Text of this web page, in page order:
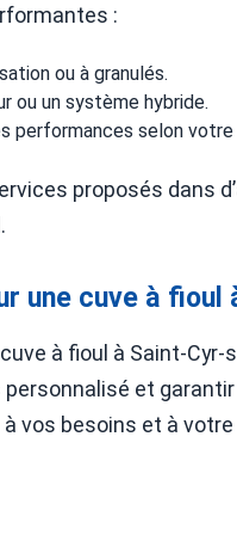
:
ou à granulés.
ou un système hybride.
performances selon
proposés dans
une cuve à fioul
à fioul à Saint-
et
vos besoins et à